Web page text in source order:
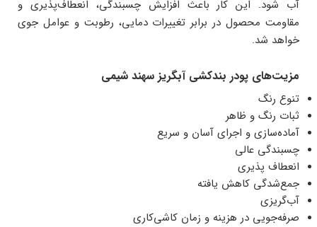
آب شود. این کار باعث افزایش چسبندگی، انعطاف‌پذیری و
مقاومت محصول در برابر تغییرات دمایی، رطوبت و عوامل جوی
خواهد شد.
مزیت‌های پودر بندکشی آبگریز سهند شیمی
تنوع رنگ
ثبات رنگ و ظاهر
آماده‌سازی و اجرای آسان و سریع
چسبندگی عالی
انعطاف پذیری
جمع‌شدگی کاهش یافته
آب‌گریزی
صرفه‌جویی در هزینه و زمان کاشی‌کاری